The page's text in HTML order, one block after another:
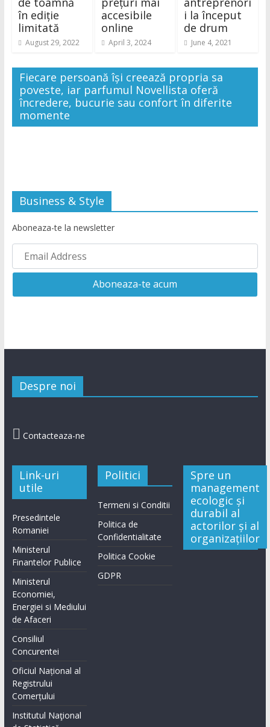
în ediție
limitată
August 29, 2022
accesibile
online
April 3, 2024
i la început
de drum
June 4, 2021
Fiecare persoană își creează propria sa
poveste, iar parfumul Novellista oferă
încredere, bucurie sau confort în diferite
momente
Business & Style
Aboneaza-te la newsletter
Despre noi
 Contacteaza-ne
Link-uri
utile
Presedintele
Romaniei
Ministerul
Finantelor Publice
Ministerul
Economiei,
Energiei si Mediului
de Afaceri
Consiliul
Concurentei
Oficiul Național al
Registrului
Comerțului
Institutul Naţional
Politici
Termeni si Conditii
Politica de
Confidentialitate
Politica Cookie
GDPR
Spre un
management
ecologic și
durabil al
actorilor și al
organizațiilor